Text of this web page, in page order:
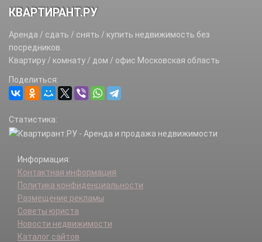
КВАРТИРАНТ.РУ
Аренда / сдать / снять / купить недвижимость без
посредников.
Квартиру / комнату / дом / офис Московская область
Поделиться:
Статистика:
Информация:
Контактная информация
Политика конфиденциальности
Размещение рекламы
Советы юриста
Новости недвижимости
Каталог сайтов